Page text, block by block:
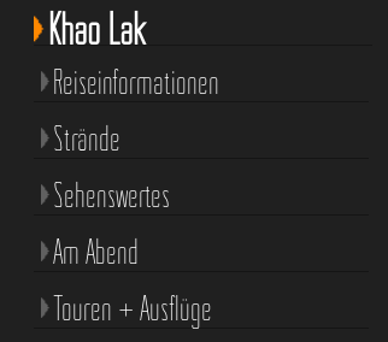
Khao Lak
Reiseinformationen
Strände
Sehenswertes
Am Abend
Touren + Ausflüge